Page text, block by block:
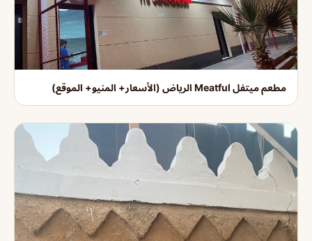
مطعم ميتفل Meatful الرياض (الأسعار+ المنيو+ الموقع)